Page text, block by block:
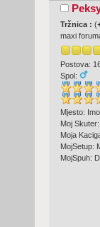
Tržnica : (
maxi
Postova:
Spol:
Mjesto:
Moj
Moja
MojSetup:
MojSpuh: